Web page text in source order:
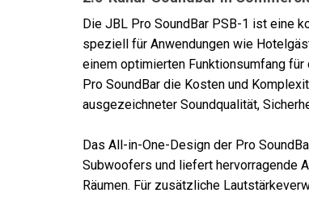
Die JBL Pro SoundBar PSB-1 ist eine
speziell für Anwendungen wie
einem optimierten Funktionsumfang
Pro SoundBar die Kosten und
ausgezeichneter Soundqualität,
Das All-in-One-Design der Pro
Subwoofers und liefert hervorragende
Räumen. Für zusätzliche